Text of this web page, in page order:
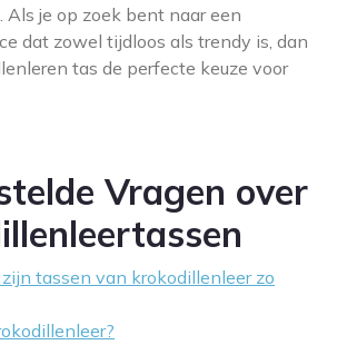
Als je op zoek bent naar een
dat zowel tijdloos als trendy is, dan
tas de perfecte keuze voor
Vragen over
tassen van krokodillenleer zo